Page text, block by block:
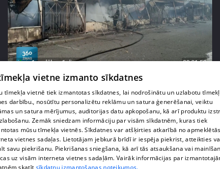
pirms 1 nedēļas, 1 dienas 00:01:58
Ukrainā piedzīvots viens no pēdējā laika
lielākajiem Krievijas uzbrukumiem
409. epizode
vietne izmanto sīkdatnes
tīmekļa vietnē tiek izmantotas sīkdatnes, lai nodrošinātu un uzlabotu
darbību., nosūtītu personalizētu reklāmu un satura ģenerēšanai, veiktu
un satura mērījumus, auditorijas datu apkopošanu, kā arī produktu
Zemāk sniedzam informāciju par visām sīkdatnēm, kuras tiek
mūsu tīmekļa vietnēs. Sīkdatnes var atšķirties atkarībā no
vietnes sadaļas. Lietotājam jebkurā brīdī ir iespēja piekrist, atteikties
savu piekrišanu. Piekrišanas sniegšana, kā arī tās atsaukšana vai
uz visām interneta vietnes sadaļām. Vairāk informācijas par
skatīt sīkdatņu izmantošanas noteikumos.